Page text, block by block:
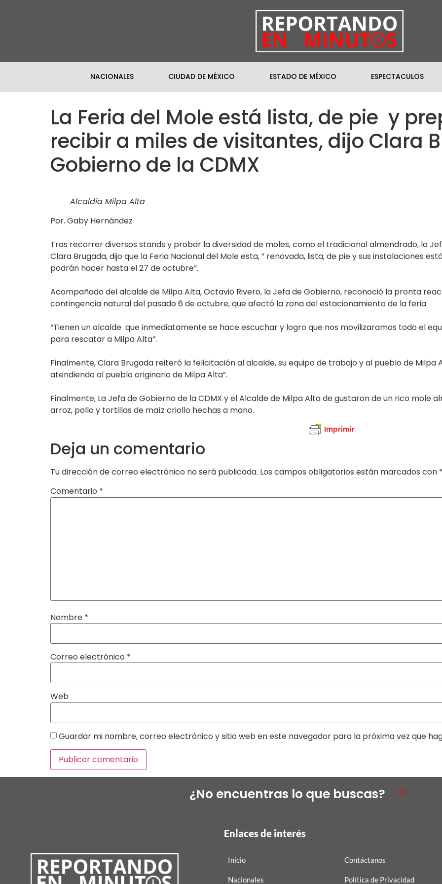
NACIONALES CIUDAD DE MÉXICO ESTADO DE MÉXICO ESPECTACULOS
La Feria del Mole está lista, de pie y
recibir a miles de visitantes, dijo Clara
Gobierno de la CDMX
Alcaldía Milpa Alta
Por. Gaby Hernández
Tras recorrer diversos stands y probar la diversidad de moles, como el tradicional almendrado, la
Clara Brugada, dijo que la Feria Nacional del Mole esta, ” renovada, lista, de pie y sus instalaciones
podrán hacer hasta el 27 de octubre”.
Acompañado del alcalde de Milpa Alta, Octavio Rivero, la Jefa de Gobierno, reconoció la pronta
contingencia natural del pasado 6 de octubre, que afectó la zona del estacionamiento de la feria.
“Tienen un alcalde que inmediatamente se hace escuchar y logro que nos movilizaramos todo el
para rescatar a Milpa Alta”.
Finalmente, Clara Brugada reiteró la felicitación al alcalde, su equipo de trabajo y al pueblo de Milpa
atendiendo al pueblo originario de Milpa Alta”.
Finalmente, La Jefa de Gobierno de la CDMX y el Alcalde de Milpa Alta de gustaron de un rico mole
arroz, pollo y tortillas de maíz criollo hechas a mano.
Imprimir
Deja un comentario
Tu dirección de correo electrónico no será publicada. Los campos obligatorios están marcados con
Comentario *
Nombre *
Correo electrónico *
Web
Guardar mi nombre, correo electrónico y sitio web en este navegador para la próxima vez que
¿No encuentras lo que buscas?
Enlaces de interés
Inicio
Nacionales
Contáctanos
Política de Privacidad